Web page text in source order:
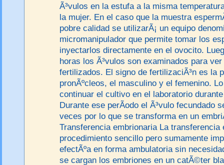
Ã³vulos en la estufa a la misma
la mujer. En el caso que la muestra
pobre calidad se utilizarÃ¡ un equipo
micromanipulador que permite tomar los
inyectarlos directamente en el ovocito.
horas los Ã³vulos son examinados para
fertilizados. El signo de fertilizaciÃ³n es la
pronÃºcleos, el masculino y el femenino.
continuar el cultivo en el laboratorio
Durante ese perÃ­odo el Ã³vulo fecundado
veces por lo que se transforma en un
Transferencia embrionaria La transferencia
procedimiento sencillo pero sumamente
efectÃºa en forma ambulatoria sin
se cargan los embriones en un catÃ©ter